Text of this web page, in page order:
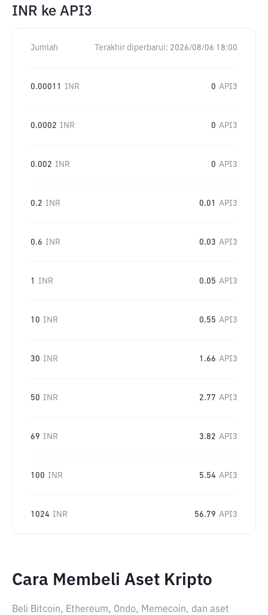
INR ke API3
Jumlah Terakhir diperbarui: 2026/08/06 18:00
0.00011 INR 0 API3
0.0002 INR 0 API3
0.002 INR 0 API3
0.2 INR 0.01 API3
0.6 INR 0.03 API3
1 INR 0.05 API3
10 INR 0.55 API3
30 INR 1.66 API3
50 INR 2.77 API3
69 INR 3.82 API3
100 INR 5.54 API3
1024 INR 56.79 API3
Cara Membeli Aset Kripto
Beli Bitcoin, Ethereum, Ondo, Memecoin, dan aset